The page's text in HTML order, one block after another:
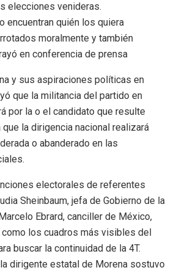
elecciones venideras.
encuentran quién los quiera
moralmente y también
en conferencia de prensa
y sus aspiraciones políticas en
que la militancia del partido en
por la o el candidato que resulte
la dirigencia nacional realizará
o abanderado en las
electorales de referentes
Sheinbaum, jefa de Gobierno de la
Ebrard, canciller de México,
los cuadros más visibles del
buscar la continuidad de la 4T.
dirigente estatal de Morena sostuvo